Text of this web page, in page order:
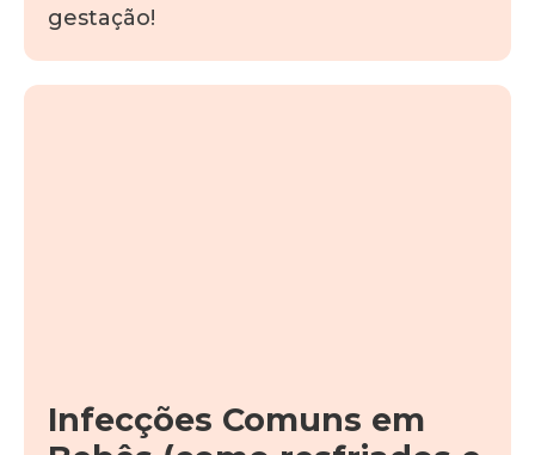
gestação!
Infecções Comuns em